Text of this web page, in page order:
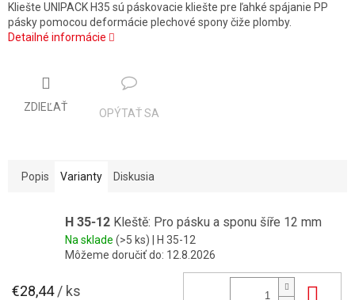
Kliešte UNIPACK H35 sú páskovacie kliešte pre ľahké spájanie PP
pásky pomocou deformácie plechové spony čiže plomby.
Detailné informácie
ZDIEĽAŤ
OPÝTAŤ SA
Popis Varianty Diskusia
H 35-12 Kleště: Pro pásku a sponu šíře 12 mm
Na sklade (>5 ks) | H 35-12
Môžeme doručiť do: 12.8.2026
€28,44/ ks